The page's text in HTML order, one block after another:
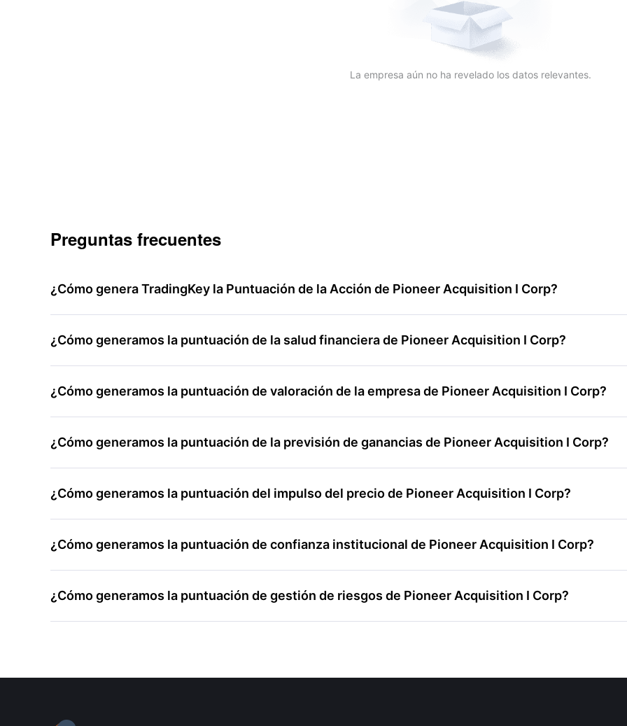
La empresa aún no ha revelado los datos relevantes.
Preguntas frecuentes
¿Cómo genera TradingKey la Puntuación de la Acción de Pioneer Acquisition I Corp?
¿Cómo generamos la puntuación de la salud financiera de Pioneer Acquisition I Corp?
¿Cómo generamos la puntuación de valoración de la empresa de Pioneer Acquisition I Corp?
¿Cómo generamos la puntuación de la previsión de ganancias de Pioneer Acquisition I Corp?
¿Cómo generamos la puntuación del impulso del precio de Pioneer Acquisition I Corp?
¿Cómo generamos la puntuación de confianza institucional de Pioneer Acquisition I Corp?
¿Cómo generamos la puntuación de gestión de riesgos de Pioneer Acquisition I Corp?